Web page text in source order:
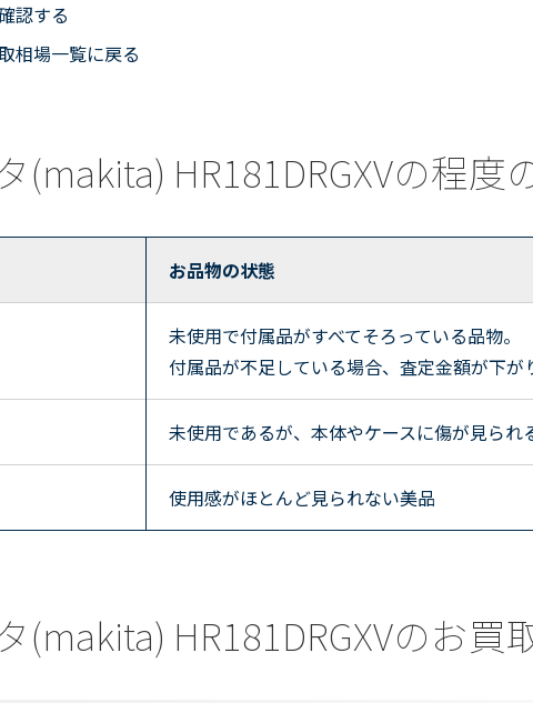
認する
相場一覧に戻る
(makita) HR181DRGXVの程度
お品物の状態
未使用で付属品がすべてそろっている品物。
付属品が不足している場合、査定金額が下が
未使用であるが、本体やケースに傷が見られ
使用感がほとんど見られない美品
(makita) HR181DRGXVのお